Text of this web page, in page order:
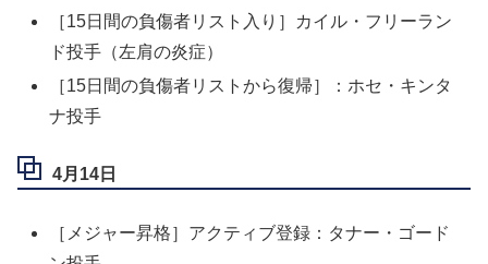
［15日間の負傷者リスト入り］カイル・フリーラン
ド投手（左肩の炎症）
［15日間の負傷者リストから復帰］：ホセ・キンタ
ナ投手
4月14日
［メジャー昇格］アクティブ登録：タナー・ゴード